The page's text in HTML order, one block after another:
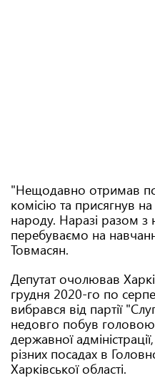
"Нещодавно отримав
комісію та присягнув
народу. Наразі разом
перебуваємо на
Товмасян.
Депутат очолював
грудня 2020-го по
вибрався від партії
недовго побув головою
державної
різних посадах в
Харківської області.